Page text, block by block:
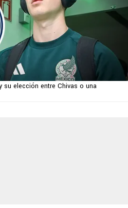
su elección entre Chivas o una